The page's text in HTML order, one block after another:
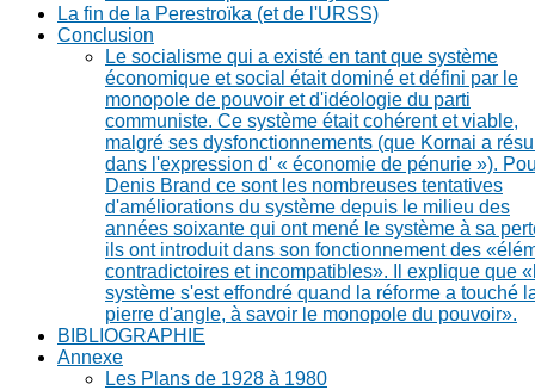
La fin de la Perestroïka (et de l'URSS)
Conclusion
Le socialisme qui a existé en tant que système
économique et social était dominé et défini par le
monopole de pouvoir et d'idéologie du parti
communiste. Ce système était cohérent et viable,
malgré ses dysfonctionnements (que Kornai a
dans l'expression d' « économie de pénurie »).
Denis Brand ce sont les nombreuses tentatives
d'améliorations du système depuis le milieu des
années soixante qui ont mené le système à sa
ils ont introduit dans son fonctionnement des
contradictoires et incompatibles». Il explique que
système s'est effondré quand la réforme a touché
pierre d'angle, à savoir le monopole du pouvoir».
BIBLIOGRAPHIE
Annexe
Les Plans de 1928 à 1980